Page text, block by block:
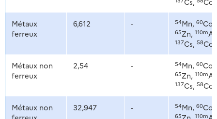
Métaux
ferreux
6,612 - 54Mn, 60Co,
65Zn, 110m
137Cs, 58Co
Métaux non
ferreux
2,54 - 54Mn, 60Co,
65Zn, 110m
137Cs, 58Co
Métaux non
32,947 - 54Mn, 60Co,
65 110m